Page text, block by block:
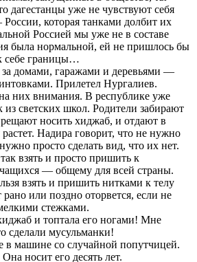
дагестанцы уже не чувствуют себя
которая танками долбит их
Россией мы уже не в составе
была нормальной, ей не пришлось бы
себе границы…
домами, гаражами и деревьями —
Прилетел Нургалиев.
них внимания. В республике уже
из светских школ. Родители забирают
носить хиджаб, и отдают в
Надира говорит, что не нужно
просто сделать вид, что их нет.
взять и просто пришить к
— общему для всей страны.
взять и пришить нитками к телу
или поздно оторвется, если не
стежками.
и топтала его ногами! Мне
сделали мусульманки!
в машине со случайной попутчицей.
носит его десять лет.